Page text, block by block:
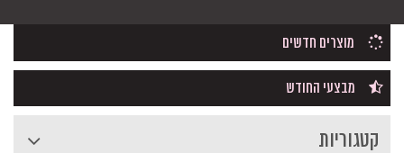
מוצרים חדשים
מבצעי החודש
קטגוריות